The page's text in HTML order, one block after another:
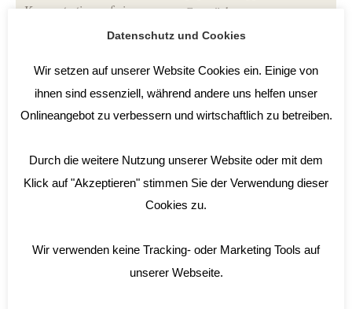
Konzentration auf einen
Satz beruhigt die mentale
nachweislich auch auf
körperliche Prozesse.
Gesprächspartnern
erstaunlich gelassen und
deeskalierend.
VISUALISIERUNG
Was du dir vorstellst, ist für dein
Viele Meditationstraditionen arbeiten mit inneren Bildern, um
Gefühle gezielt zu beeinflussen. Dahinter steht die Beobachtung,
Datenschutz und Cookies
Wir setzen auf unserer Website Cookies ein. Einige von
ihnen sind essenziell, während andere uns helfen unser
Onlineangebot zu verbessern und wirtschaftlich zu betreiben.
Durch die weitere Nutzung unserer Website oder mit dem
Klick auf "Akzeptieren" stimmen Sie der Verwendung dieser
Cookies zu.
Wir verwenden keine Tracking- oder Marketing Tools auf
unserer Webseite.